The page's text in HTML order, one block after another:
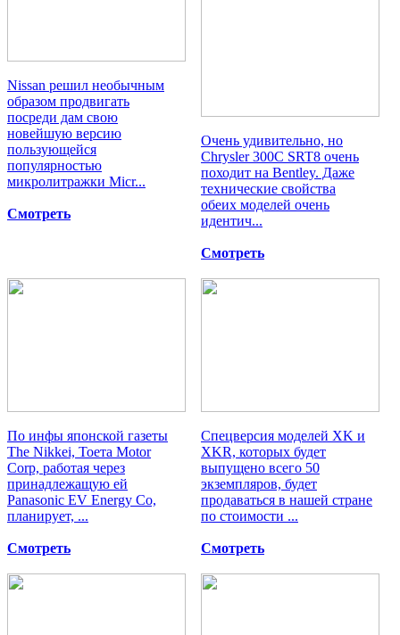
Nissan решил необычным
образом продвигать
посреди дам свою
новейшую версию
пользующейся
популярностью
микролитражки Micr...
Смотреть
Очень удивительно, но
Chrysler 300C SRT8 очень
походит на Bentley. Даже
технические свойства
обеих моделей очень
идентич...
Смотреть
По инфы японской газеты
The Nikkei, Тоета Motor
Corp, работая через
принадлежащую ей
Panasonic EV Energy Co,
планирует, ...
Смотреть
Спецверсия моделей XK и
XKR, которых будет
выпущено всего 50
экземпляров, будет
продаваться в нашей стране
по стоимости ...
Смотреть